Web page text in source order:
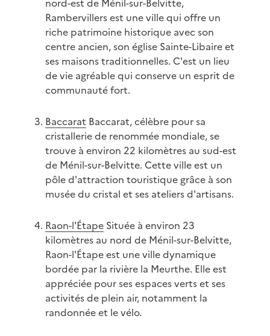
nord-est de Ménil-sur-Belvitte,
Rambervillers est une ville qui offre un
riche patrimoine historique avec son
centre ancien, son église Sainte-Libaire et
ses maisons traditionnelles. C'est un lieu
de vie agréable qui conserve un esprit de
communauté fort.
Baccarat Baccarat, célèbre pour sa
cristallerie de renommée mondiale, se
trouve à environ 22 kilomètres au sud-est
de Ménil-sur-Belvitte. Cette ville est un
pôle d'attraction touristique grâce à son
musée du cristal et ses ateliers d'artisans.
Raon-l'ÉtapeSituée à environ 23
kilomètres au nord de Ménil-sur-Belvitte,
Raon-l'Étape est une ville dynamique
bordée par la rivière la Meurthe. Elle est
appréciée pour ses espaces verts et ses
activités de plein air, notamment la
randonnée et le vélo.